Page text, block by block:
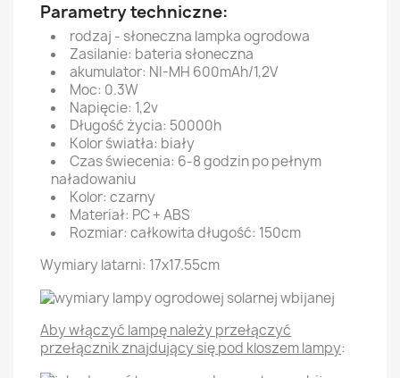
Parametry techniczne:
rodzaj - słoneczna lampka ogrodowa
Zasilanie: bateria słoneczna
akumulator: NI-MH 600mAh/1,2V
Moc: 0.3W
Napięcie: 1,2v
Długość życia: 50000h
Kolor światła: biały
Czas świecenia: 6-8 godzin po pełnym
naładowaniu
Kolor: czarny
Materiał: PC + ABS
Rozmiar: całkowita długość: 150cm
Wymiary latarni: 17x17.55cm
Aby włączyć lampę należy przełączyć
przełącznik znajdujący się pod kloszem lampy: